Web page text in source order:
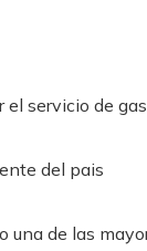
servicio de
del pais
una de las